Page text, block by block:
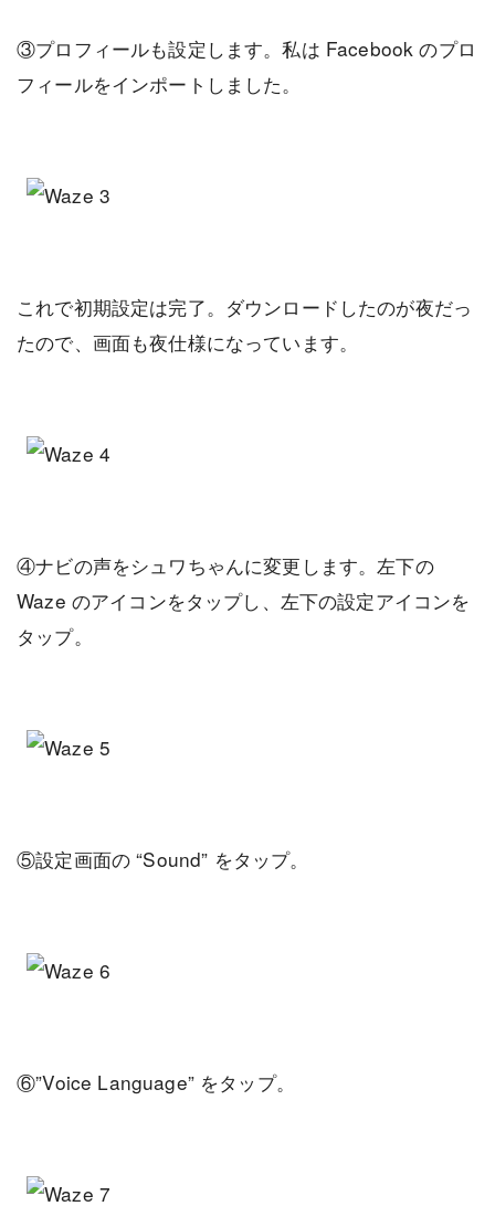
③プロフィールも設定します。私は Facebook のプロ
フィールをインポートしました。
これで初期設定は完了。ダウンロードしたのが夜だっ
たので、画面も夜仕様になっています。
④ナビの声をシュワちゃんに変更します。左下の
Waze のアイコンをタップし、左下の設定アイコンを
タップ。
⑤設定画面の “Sound” をタップ。
⑥”Voice Language” をタップ。